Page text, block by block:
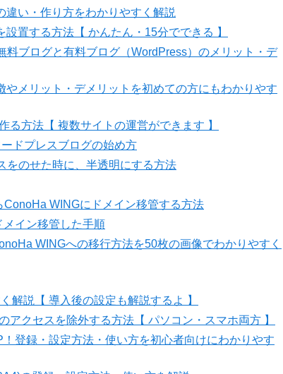
い・作り方をわかりやすく解説
置する方法【 かんたん・15分でできる 】
料ブログと有料ブログ（WordPress）のメリット・デ
メリット・デメリットを初めての方にもわかりやす
方法【 複数サイトの運営ができます 】
ドプレスブログの始め方
をのせた時に、半透明にする方法
ConoHa WINGにドメイン移管する方法
メイン移管した手順
WINGへの移行方法を50枚の画像でわかりやすく
解説【 導入後の設定も解説するよ 】
アクセスを除外する方法【 パソコン・スマホ両方 】
登録・設定方法・使い方を初心者向けにわかりやす